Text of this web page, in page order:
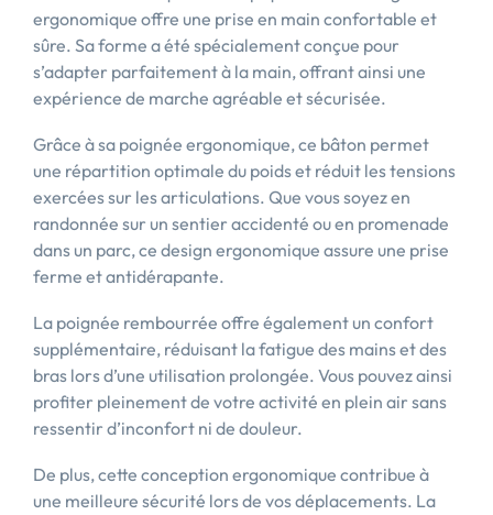
ergonomique offre une prise en main confortable et
sûre. Sa forme a été spécialement conçue pour
s’adapter parfaitement à la main, offrant ainsi une
expérience de marche agréable et sécurisée.
Grâce à sa poignée ergonomique, ce bâton permet
une répartition optimale du poids et réduit les tensions
exercées sur les articulations. Que vous soyez en
randonnée sur un sentier accidenté ou en promenade
dans un parc, ce design ergonomique assure une prise
ferme et antidérapante.
La poignée rembourrée offre également un confort
supplémentaire, réduisant la fatigue des mains et des
bras lors d’une utilisation prolongée. Vous pouvez ainsi
profiter pleinement de votre activité en plein air sans
ressentir d’inconfort ni de douleur.
De plus, cette conception ergonomique contribue à
une meilleure sécurité lors de vos déplacements. La